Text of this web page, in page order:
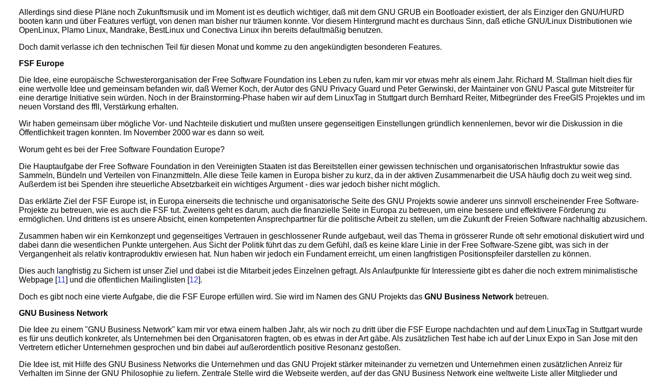
Allerdings sind diese Pläne noch Zukunftsmusik und im Moment ist es deutlich wichtiger, daß mit dem GNU GRUB ein Bootloader existiert, der als Einziger den GNU/HURD
booten kann und über Features verfügt, von denen man bisher nur träumen konnte. Vor diesem Hintergrund macht es durchaus Sinn, daß etliche GNU/Linux Distributionen wie
OpenLinux, Plamo Linux, Mandrake, BestLinux und Conectiva Linux ihn bereits defaultmäßig benutzen.
Doch damit verlasse ich den technischen Teil für diesen Monat und komme zu den angekündigten besonderen Features.
FSF Europe
Die Idee, eine europäische Schwesterorganisation der Free Software Foundation ins Leben zu rufen, kam mir vor etwas mehr als einem Jahr. Richard M. Stallman hielt dies für
eine wertvolle Idee und gemeinsam befanden wir, daß Werner Koch, der Autor des GNU Privacy Guard und Peter Gerwinski, der Maintainer von GNU Pascal gute Mitstreiter für
eine derartige Initiative sein würden. Noch in der Brainstorming-Phase haben wir auf dem LinuxTag in Stuttgart durch Bernhard Reiter, Mitbegründer des FreeGIS Projektes und im
neuen Vorstand des ffII, Verstärkung erhalten.
Wir haben gemeinsam über mögliche Vor- und Nachteile diskutiert und mußten unsere gegenseitigen Einstellungen gründlich kennenlernen, bevor wir die Diskussion in die
Öffentlichkeit tragen konnten. Im November 2000 war es dann so weit.
Worum geht es bei der Free Software Foundation Europe?
Die Hauptaufgabe der Free Software Foundation in den Vereinigten Staaten ist das Bereitstellen einer gewissen technischen und organisatorischen Infrastruktur sowie das
Sammeln, Bündeln und Verteilen von Finanzmitteln. Alle diese Teile kamen in Europa bisher zu kurz, da in der aktiven Zusammenarbeit die USA häufig doch zu weit weg sind.
Außerdem ist bei Spenden ihre steuerliche Absetzbarkeit ein wichtiges Argument - dies war jedoch bisher nicht möglich.
Das erklärte Ziel der FSF Europe ist, in Europa einerseits die technische und organisatorische Seite des GNU Projekts sowie anderer uns sinnvoll erscheinender Free Software-
Projekte zu betreuen, wie es auch die FSF tut. Zweitens geht es darum, auch die finanzielle Seite in Europa zu betreuen, um eine bessere und effektivere Förderung zu
ermöglichen. Und drittens ist es unsere Absicht, einen kompetenten Ansprechpartner für die politische Arbeit zu stellen, um die Zukunft der Freien Software nachhaltig abzusichern.
Zusammen haben wir ein Kernkonzept und gegenseitiges Vertrauen in geschlossener Runde aufgebaut, weil das Thema in grösserer Runde oft sehr emotional diskutiert wird und
dabei dann die wesentlichen Punkte untergehen. Aus Sicht der Politik führt das zu dem Gefühl, daß es keine klare Linie in der Free Software-Szene gibt, was sich in der
Vergangenheit als relativ kontraproduktiv erwiesen hat. Nun haben wir jedoch ein Fundament erreicht, um einen langfristigen Positionspfeiler darstellen zu können.
Dies auch langfristig zu Sichern ist unser Ziel und dabei ist die Mitarbeit jedes Einzelnen gefragt. Als Anlaufpunkte für Interessierte gibt es daher die noch extrem minimalistische
Webpage [11] und die öffentlichen Mailinglisten [12].
Doch es gibt noch eine vierte Aufgabe, die die FSF Europe erfüllen wird. Sie wird im Namen des GNU Projekts das GNU Business Networkbetreuen.
GNU Business Network
Die Idee zu einem "GNU Business Network" kam mir vor etwa einem halben Jahr, als wir noch zu dritt über die FSF Europe nachdachten und auf dem LinuxTag in Stuttgart wurde
es für uns deutlich konkreter, als Unternehmen bei den Organisatoren fragten, ob es etwas in der Art gäbe. Als zusätzlichen Test habe ich auf der Linux Expo in San Jose mit den
Vertretern etlicher Unternehmen gesprochen und bin dabei auf außerordentlich positive Resonanz gestoßen.
Die Idee ist, mit Hilfe des GNU Business Networks die Unternehmen und das GNU Projekt stärker miteinander zu vernetzen und Unternehmen einen zusätzlichen Anreiz für
Verhalten im Sinne der GNU Philosophie zu liefern. Zentrale Stelle wird die Webseite werden, auf der das GNU Business Network eine weltweite Liste aller Mitglieder und